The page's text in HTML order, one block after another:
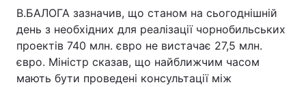
Цікавинки
Екологія Регіони
Лонгріди
В.БАЛОГА зазначив, що станом на сьогоднішній
день з необхідних для реалізації чорнобильських
проектів 740 млн. євро не вистачає 27,5 млн.
євро. Міністр сказав, що найближчим часом
мають бути проведені консультації між